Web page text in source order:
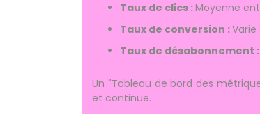
Taux de clics :Moyenne
Taux de conversion :
Taux de désabonnement :
Un "Tableau de bord des
et continue.